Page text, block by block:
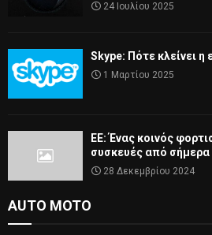
24 Ιουλίου 2025
Skype: Πότε κλείνει η
1 Μαρτίου 2025
ΕΕ: Ένας κοινός
συσκευές από σήμερα
28 Δεκεμβρίου 2024
AUTO MOTO